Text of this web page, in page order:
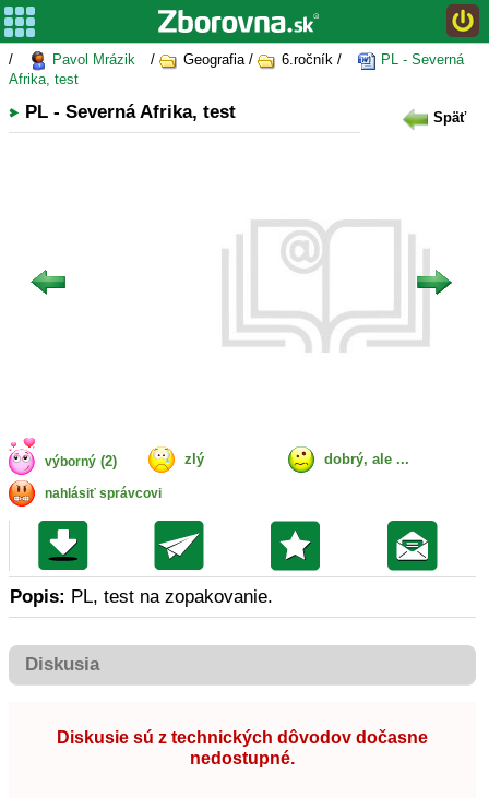
/ Pavol Mrázik / Geografia / 6.ročník /
PL - Severná
Afrika, test
PL - Severná Afrika, test Späť
výborný (2) zlý dobrý, ale ...
nahlásiť správcovi
Popis: PL, test na zopakovanie.
Diskusia
Diskusie sú z technických dôvodov dočasne
nedostupné.